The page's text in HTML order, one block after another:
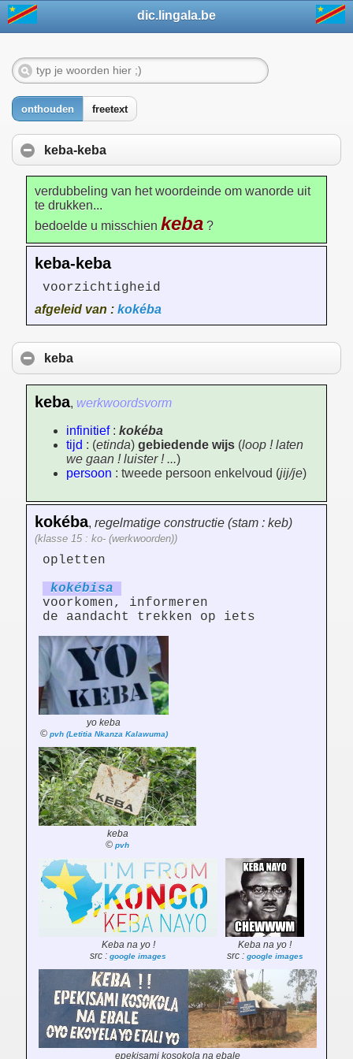
dic.lingala.be
onthouden freetext
keba-keba
verdubbeling van het woordeinde om wanorde uit
te drukken...
bedoelde u misschien keba ?
keba-keba
voorzichtigheid
afgeleid van : kokéba
keba
keba, werkwoordsvorm
infinitief: kokéba
tijd : (etinda) gebiedende wijs (loop ! laten
we gaan ! luister ! ...)
persoon : tweede persoon enkelvoud (jij/je)
kokéba, regelmatige constructie (stam : keb)
(klasse 15 : ko- (werkwoorden))
opletten
kokébisa
voorkomen, informeren
de aandacht trekken op iets
yo keba
© pvh (Letitia Nkanza Kalawuma)
keba
© pvh
Keba na yo !
src : google images
Keba na yo !
src : google images
epekisami kosokola na ebale